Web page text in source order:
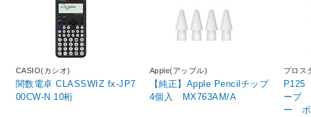
CASIO(カシオ)
関数電卓 CLASSWIZ fx-JP7
00CW-N 10桁
Apple(アップル)
【純正】Apple Pencilチップ
4個入 MX763AM/A
プロス
P125
ーブ
ー ボ